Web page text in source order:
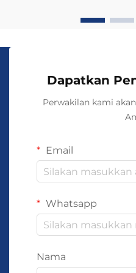
Dapatkan
Perwakilan kami
Email
Whatsapp
Nama